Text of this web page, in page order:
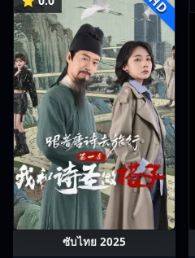
ซับไทย 2025